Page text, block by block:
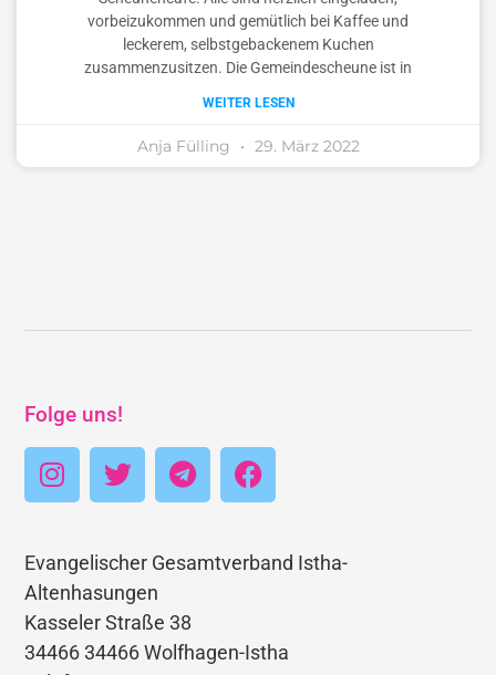
vorbeizukommen und gemütlich bei Kaffee und
leckerem, selbstgebackenem Kuchen
zusammenzusitzen. Die Gemeindescheune ist in
WEITER LESEN
Anja Fülling 29. März 2022
Folge uns!
Evangelischer Gesamtverband Istha-
Altenhasungen
Kasseler Straße 38
34466 34466 Wolfhagen-Istha